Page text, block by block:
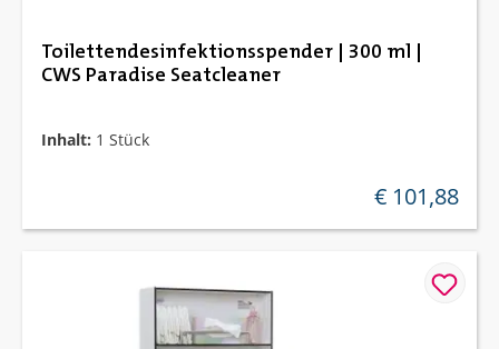
Toilettendesinfektionsspender | 300 ml |
CWS Paradise Seatcleaner
Inhalt: 1 Stück
regulärer preis:
€ 101,88